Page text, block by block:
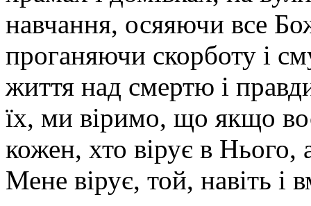
навчання, осяяючи все
проганяючи скорботу і
життя над смертю і
їх, ми віримо, що якщо
кожен, хто вірує в
Мене вірує, той, навіть